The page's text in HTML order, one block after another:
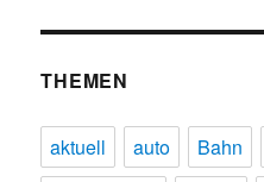
THEMEN
aktuell auto Bahn